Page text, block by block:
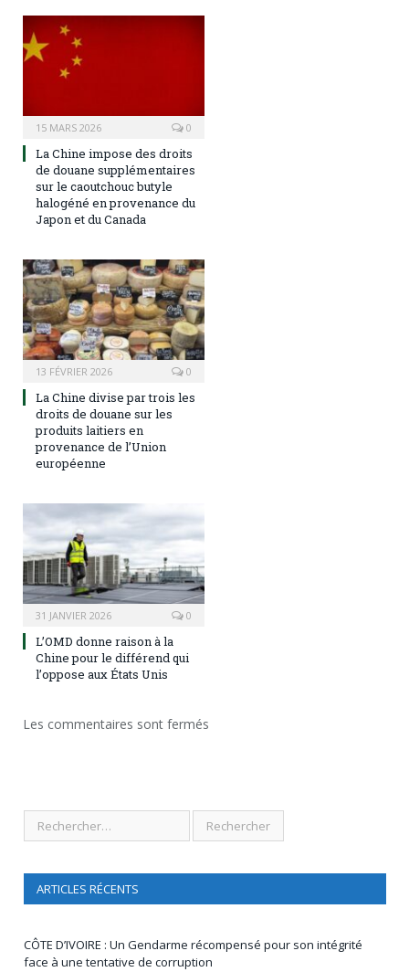
15 MARS 2026 0
La Chine impose des droits
de douane supplémentaires
sur le caoutchouc butyle
halogéné en provenance du
Japon et du Canada
13 FÉVRIER 2026 0
La Chine divise par trois les
droits de douane sur les
produits laitiers en
provenance de l’Union
européenne
31 JANVIER 2026 0
L’OMD donne raison à la
Chine pour le différend qui
l’oppose aux États Unis
Les commentaires sont fermés
ARTICLES RÉCENTS
CÔTE D’IVOIRE : Un Gendarme récompensé pour son intégrité
face à une tentative de corruption